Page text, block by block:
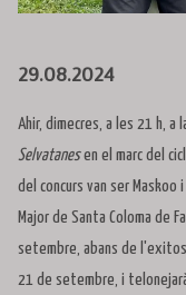
29.08.2024
Ahir, dimecres, a les 21 h, a
Selvatanesen el marc del
del concurs van ser Maskoo
Major de Santa Coloma de
setembre, abans de
21 de setembre, i